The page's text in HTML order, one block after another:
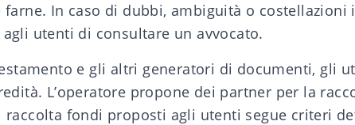
farne. In caso di dubbi, ambiguità o
utenti di consultare un avvocato.
e gli altri generatori di documenti, gli
L’operatore propone dei partner per la
raccolta fondi proposti agli utenti segue criteri